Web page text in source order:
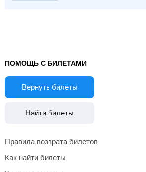
ПОМОЩЬ С БИЛЕТАМИ
Вернуть билеты
Найти билеты
Правила возврата билетов
Как найти билеты